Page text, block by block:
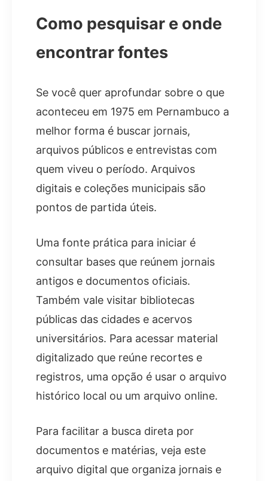
Como pesquisar e onde
encontrar fontes
Se você quer aprofundar sobre o que
aconteceu em 1975 em Pernambuco a
melhor forma é buscar jornais,
arquivos públicos e entrevistas com
quem viveu o período. Arquivos
digitais e coleções municipais são
pontos de partida úteis.
Uma fonte prática para iniciar é
consultar bases que reúnem jornais
antigos e documentos oficiais.
Também vale visitar bibliotecas
públicas das cidades e acervos
universitários. Para acessar material
digitalizado que reúne recortes e
registros, uma opção é usar o arquivo
histórico local ou um arquivo online.
Para facilitar a busca direta por
documentos e matérias, veja este
arquivo digital que organiza jornais e